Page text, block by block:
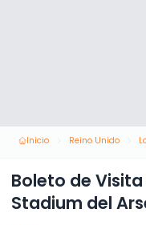
Inicio Reino Unido
Boleto de
Stadium del